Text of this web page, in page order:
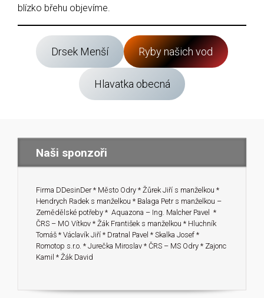
blízko břehu objevíme.
Drsek Menší Ryby našich vod
Hlavatka obecná
Naši sponzoři
Firma DDesinDer * Město Odry * Žůrek Jiří s manželkou *
Hendrych Radek s manželkou * Balaga Petr s manželkou –
Zemědělské potřeby * Aquazona – Ing. Malcher Pavel *
ČRS – MO Vítkov * Žák František s manželkou * Hluchník
Tomáš * Václavík Jiří * Dratnal Pavel * Skalka Josef *
Romotop s.r.o. * Jurečka Miroslav * ČRS – MS Odry * Zajonc
Kamil * Žák David